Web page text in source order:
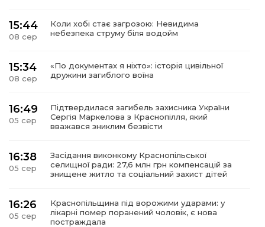
15:44
08 сер
Коли хобі стає загрозою: Невидима
небезпека струму біля водойм
15:34
08 сер
«По документах я ніхто»: історія цивільної
дружини загиблого воїна
16:49
05 сер
Підтвердилася загибель захисника України
Сергія Маркелова з Краснопілля, який
вважався зниклим безвісти
16:38
05 сер
Засідання виконкому Краснопільської
селищної ради: 27,6 млн грн компенсацій за
знищене житло та соціальний захист дітей
16:26
05 сер
Краснопільщина під ворожими ударами: у
лікарні помер поранений чоловік, є нова
постраждала